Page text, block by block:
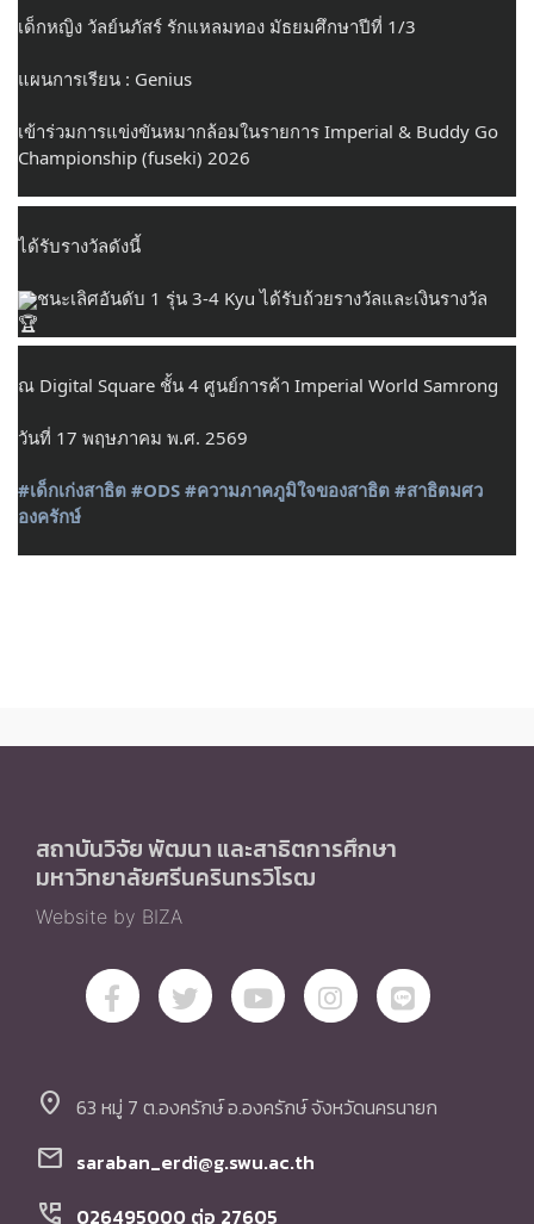
เด็กหญิง วัลย์นภัสร์ รักแหลมทอง มัธยมศึกษาปีที่ 1/3
แผนการเรียน : Genius
เข้าร่วมการแข่งขันหมากล้อมในรายการ Imperial & Buddy Go
Championship (fuseki) 2026
ได้รับรางวัลดังนี้
ชนะเลิศอันดับ 1 รุ่น 3-4 Kyu ได้รับถ้วยรางวัลและเงินรางวัล
ณ Digital Square ชั้น 4 ศูนย์การค้า Imperial World Samrong
วันที่ 17 พฤษภาคม พ.ศ. 2569
#เด็กเก่งสาธิต #ODS #ความภาคภูมิใจของสาธิต #สาธิตมศว
องครักษ์
สถาบันวิจัย พัฒนา และสาธิตการศึกษา
มหาวิทยาลัยศรีนครินทรวิโรฒ
Website by BIZA
location_on 63 หมู่ 7 ต.องครักษ์ อ.องครักษ์ จังหวัดนครนายก
mail saraban_erdi@g.swu.ac.th
perm_phone_msg 026495000 ต่อ 27605